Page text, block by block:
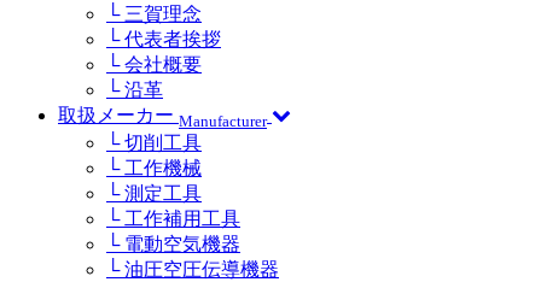
└ 三賀理念
└ 代表者挨拶
└ 会社概要
└ 沿革
取扱メーカー Manufacturer
└ 切削工具
└ 工作機械
└ 測定工具
└ 工作補用工具
└ 電動空気機器
└ 油圧空圧伝導機器